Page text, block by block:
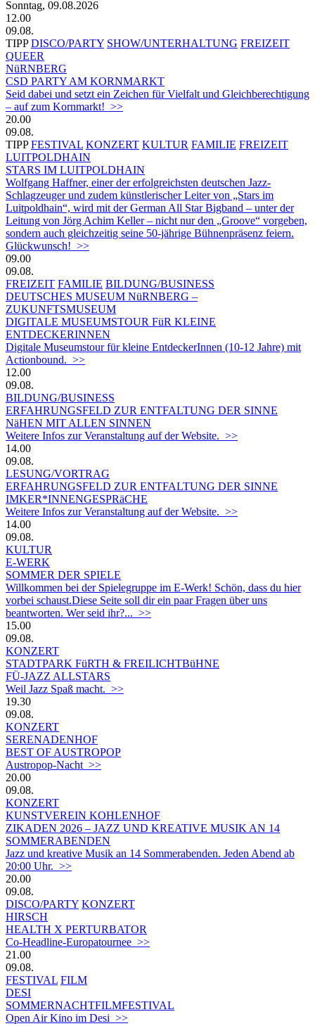
Sonntag, 09.08.2026
12.00
09.08.
TIPP DISCO/PARTY SHOW/UNTERHALTUNG FREIZEIT
QUEER
NüRNBERG
CSD PARTY AM KORNMARKT
Seid dabei und setzt ein Zeichen für Vielfalt und Gleichberechtigung
– auf zum Kornmarkt! >>
20.00
09.08.
TIPP FESTIVAL KONZERT KULTUR FAMILIE FREIZEIT
LUITPOLDHAIN
STARS IM LUITPOLDHAIN
Wolfgang Haffner, einer der erfolgreichsten deutschen Jazz-
Schlagzeuger und zudem künstlerischer Leiter von „Stars im
Luitpoldhain“, wird mit der German All Star Bigband – unter der
Leitung von Jörg Achim Keller – nicht nur den „Groove“ vorgeben,
sondern auch gleichzeitig seine 50-jährige Bühnenpräsenz feiern.
Glückwunsch! >>
09.00
09.08.
FREIZEIT FAMILIE BILDUNG/BUSINESS
DEUTSCHES MUSEUM NüRNBERG –
ZUKUNFTSMUSEUM
DIGITALE MUSEUMSTOUR FüR KLEINE
ENTDECKERINNEN
Digitale Museumstour für kleine EntdeckerInnen (10-12 Jahre) mit
Actionbound. >>
12.00
09.08.
BILDUNG/BUSINESS
ERFAHRUNGSFELD ZUR ENTFALTUNG DER SINNE
NäHEN MIT ALLEN SINNEN
Weitere Infos zur Veranstaltung auf der Website. >>
14.00
09.08.
LESUNG/VORTRAG
ERFAHRUNGSFELD ZUR ENTFALTUNG DER SINNE
IMKER*INNENGESPRäCHE
Weitere Infos zur Veranstaltung auf der Website. >>
14.00
09.08.
KULTUR
E-WERK
SOMMER DER SPIELE
Willkommen bei der Spielegruppe im E-Werk! Schön, dass du hier
vorbei schaust.Diese Seite soll dir ein paar Fragen über uns
beantworten. Wer seid ihr?... >>
15.00
09.08.
KONZERT
STADTPARK FüRTH & FREILICHTBüHNE
FÜ-JAZZ ALLSTARS
Weil Jazz Spaß macht. >>
19.30
09.08.
KONZERT
SERENADENHOF
BEST OF AUSTROPOP
Austropop-Nacht >>
20.00
09.08.
KONZERT
KUNSTVEREIN KOHLENHOF
ZIKADEN 2026 – JAZZ UND KREATIVE MUSIK AN 14
SOMMERABENDEN
Jazz und kreative Musik an 14 Sommerabenden. Jeden Abend ab
20:00 Uhr. >>
20.00
09.08.
DISCO/PARTY KONZERT
HIRSCH
HEALTH X PERTURBATOR
Co-Headline-Europatournee >>
21.00
09.08.
FESTIVAL FILM
DESI
SOMMERNACHTFILMFESTIVAL
Open Air Kino im Desi >>